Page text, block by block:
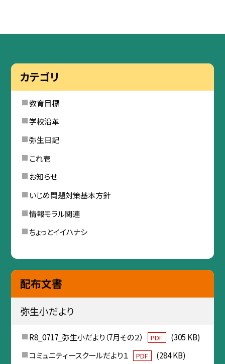
カテゴリ
教育目標
学校沿革
弥生日記
これ壱
お知らせ
いじめ問題対策基本方針
情報モラル関連
ちょっとイイハナシ
配布文書
弥生小だより
R8_0717_弥生小だより（7月その２） PDF
(305 KB)
コミュニティースクールだより１
PDF
(284 KB)